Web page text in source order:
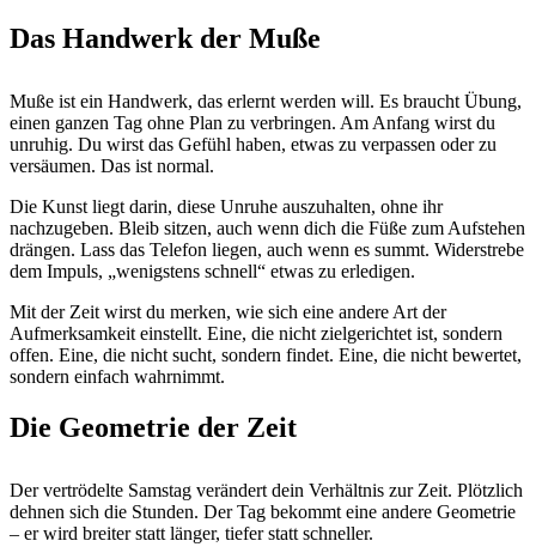
Das Handwerk der Muße
Muße ist ein Handwerk, das erlernt werden will. Es braucht Übung,
einen ganzen Tag ohne Plan zu verbringen. Am Anfang wirst du
unruhig. Du wirst das Gefühl haben, etwas zu verpassen oder zu
versäumen. Das ist normal.
Die Kunst liegt darin, diese Unruhe auszuhalten, ohne ihr
nachzugeben. Bleib sitzen, auch wenn dich die Füße zum Aufstehen
drängen. Lass das Telefon liegen, auch wenn es summt. Widerstrebe
dem Impuls, „wenigstens schnell“ etwas zu erledigen.
Mit der Zeit wirst du merken, wie sich eine andere Art der
Aufmerksamkeit einstellt. Eine, die nicht zielgerichtet ist, sondern
offen. Eine, die nicht sucht, sondern findet. Eine, die nicht bewertet,
sondern einfach wahrnimmt.
Die Geometrie der Zeit
Der vertrödelte Samstag verändert dein Verhältnis zur Zeit. Plötzlich
dehnen sich die Stunden. Der Tag bekommt eine andere Geometrie
– er wird breiter statt länger, tiefer statt schneller.